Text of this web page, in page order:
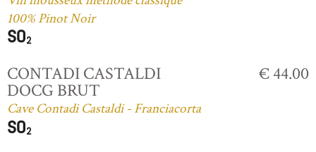
100% Pinot Noir
CONTADI CASTALDI
DOCG BRUT
Cave Contadi Castaldi - Franciacorta
€ 44.00